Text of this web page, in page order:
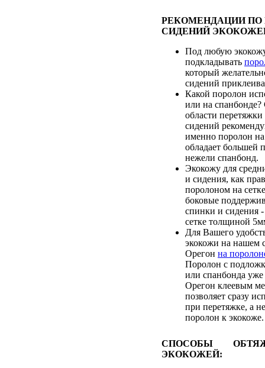
РЕКОМЕНДАЦИИ ПО
СИДЕНИЙ
Под любую
подкладывать
который
сидений
Какой поролон
или на
области
сидений
именно поролон на
обладает большей
нежели спанбонд.
Экокожу для
и сидения, как
поролоном на
боковые
спинки и сидения
сетке толщиной
Для Вашего
экокожи на нашем
Орегон на
Поролон с
или спанбонда уже
Орегон клеевым
позволяет сразу
при перетяжке, а
поролон к экокоже.
СПОСОБЫ
ЭКОКОЖЕЙ: